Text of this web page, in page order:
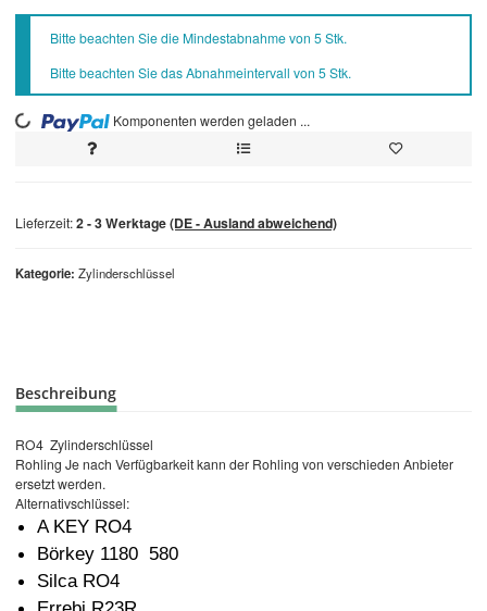
Kategorie Zylinderschlüssel
xBitte beachten Sie die Mindestabnahme von 5 Stk.
Bitte beachten Sie das Abnahmeintervall von 5 Stk.
Loading... Komponenten werden geladen ...
Lieferzeit:2 - 3 Werktage(DE - Ausland abweichend)
Beschreibung
RO4 Zylinderschlüssel
Rohling Je nach Verfügbarkeit kann der Rohling von verschieden Anbieter
ersetzt werden.
Alternativschlüssel:
A KEY RO4
Börkey 1180 580
Silca RO4